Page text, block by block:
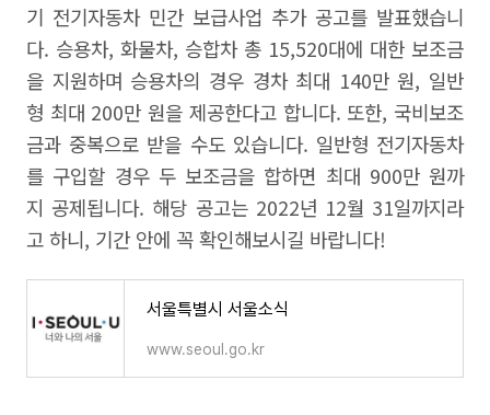
기 전기자동차 민간 보급사업 추가 공고를 발표했습니
다. 승용차, 화물차, 승합차 총 15,520대에 대한 보조금
을 지원하며 승용차의 경우 경차 최대 140만 원, 일반
형 최대 200만 원을 제공한다고 합니다. 또한, 국비보조
금과 중복으로 받을 수도 있습니다. 일반형 전기자동차
를 구입할 경우 두 보조금을 합하면 최대 900만 원까
지 공제됩니다. 해당 공고는 2022년 12월 31일까지라
고 하니, 기간 안에 꼭 확인해보시길 바랍니다!
서울특별시 서울소식
www.seoul.go.kr